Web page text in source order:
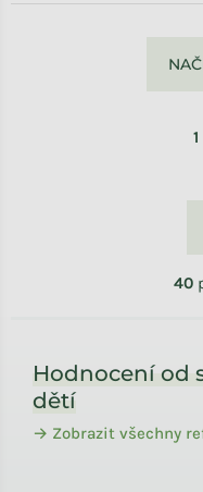
1
40
Hodnocení od
dětí
→ Zobrazit všechny